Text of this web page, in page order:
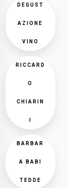
DEGUST
AZIONE
VINO
RICCARD
O
CHIARIN
BARBAR
A BABI
TEDDE